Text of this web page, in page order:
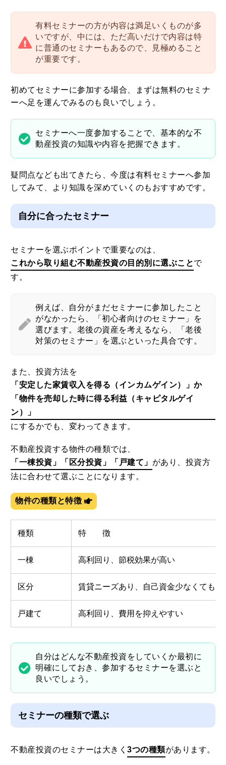
有料セミナーの方が内容は満足いくものが多
いですが、中には、ただ高いだけで内容は特
に普通のセミナーもあるので、見極めること
が重要です。
初めてセミナーに参加する場合、まずは無料のセミナ
ーへ足を運んでみるのも良いでしょう。
セミナーへ一度参加することで、基本的な不
動産投資の知識や内容を把握できます。
疑問点なども出てきたら、今度は有料セミナーへ参加
してみて、より知識を深めていくのもおすすめです。
自分に合ったセミナー
セミナーを選ぶポイントで重要なのは、
これから取り組む不動産投資の目的別に選ぶことで
す。
例えば、自分がまだセミナーに参加したこと
がなかったら、「初心者向けのセミナー」を
選びます。老後の資産を考えるなら、「老後
対策のセミナー」を選ぶといった具合です。
また、投資方法を
「安定した家賃収入を得る（インカムゲイン）」か
「物件を売却した時に得る利益（キャピタルゲイ
ン）」
にするかでも、変わってきます。
不動産投資する物件の種類では、
「一棟投資」「区分投資」「戸建て」 があり、投資方
法に合わせて選ぶことになります。
物件の種類と特徴
種類 特 徴
一棟 高利回り、節税効果が高い
区分 賃貸ニーズあり、自己資金少なくても始
戸建て 高利回り、費用を抑えやすい
自分はどんな不動産投資をしていくか最初に
明確にしておき、参加するセミナーを選ぶと
良いでしょう。
セミナーの種類で選ぶ
不動産投資のセミナーは大きく3つの種類があります。